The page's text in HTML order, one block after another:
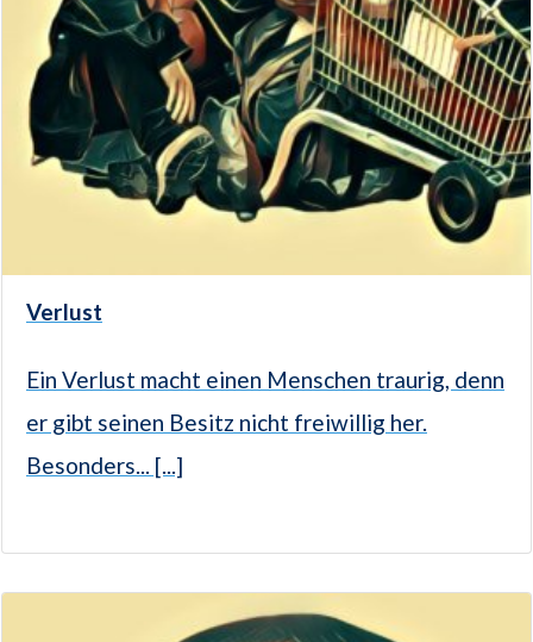
Verlust
Ein Verlust macht einen Menschen traurig, denn
er gibt seinen Besitz nicht freiwillig her.
Besonders... [...]